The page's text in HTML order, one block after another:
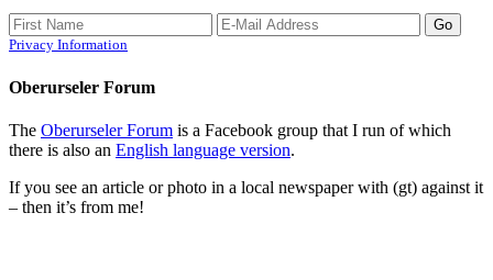
Privacy Information
Oberurseler Forum
The Oberurseler Forum is a Facebook group that I run of which
there is also an English language version.
If you see an article or photo in a local newspaper with (gt) against it
– then it’s from me!